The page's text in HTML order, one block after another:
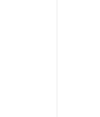
Distributeur
Chauffage
Chauffage
Chauffage
Chauffage